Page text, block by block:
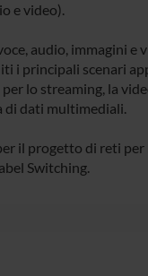
e video).
audio, immagini e
i principali scenari
lo streaming, la
di dati multimediali.
il progetto di reti
Switching.